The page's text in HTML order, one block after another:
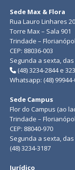
Sede Max & Flora
Rua Lauro Linhares
Torre Max – Sala 901
Trindade –
CEP: 88036-003
Segunda a sexta, das
(48) 3234-2844 e
Whatsapp: (48) 99944-
Sede Campus
Flor do Campus (ao
Trindade –
CEP: 88040-970
Segunda a sexta, das
(48) 3234-3187
Jurídico